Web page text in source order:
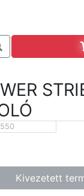
Kivezetett